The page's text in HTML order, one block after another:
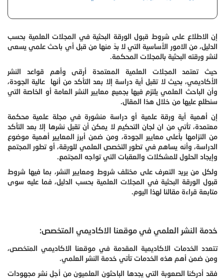
إن الاطلاع على شروط قبول الورقة البحثية في المجلات العلمية بحسب
الدليل، من الامور الأساسية التي لا بدّ منها من قبل أي باحث علمي يسعى
لنشر ورقته البحثية بالمجلات المحكمة.
حيث تعتمد المجلات العلمية المعتمدة أرقى وأهم قواعد النشر
الأكاديمي، بحيث لا تقبل أية دراسة إلا بعد التأكد من أنها عالية الجودة،
وأن الباحث العلمي يلتزم فيها بجميع معايير النشر العامة أو الخاصة التي
سنطلع عليها من خلال هذا المقال.
إن أهمية أية ورقة علمية أو دراسة منشورة في مجلة علمية محكمة
معتمدة، تأتي من ان لجان التحكيم لا يمكن أن تقبل نشرها إلا بعد التأكد
من التزامها بأعلى معايير الجودة، ومن ضمن أبرز المعايير أهمية موضوع
الدراسة، وأنه يساهم في تطور التخصص العلمي للورقة، أو تطور المجتمع
وإيجاد الحلول للمشكلات والعقبات التي تواجه المجتمع.
ولكل من يريد التعرف على مختلف شروط ومعايير النشر، بما فيها شروط
قبول الورقة البحثية في المجلات العلمية بحسب الدليل، فما عليه سوى
متابعة قراءة مقالنا لهذا اليوم.
خدمة النشر العلمي في موقعنا الاكاديمي المتخصص:
تتعدد الخدمات الاكاديمية المقدمة في موقعنا الاكاديمي المتخصص،
ومن ضمن أهم هذه الخدمات تأتي خدمة النشر العلمي.
فقد أدركنا الصعوبة التي يجدها الباحثون العلميون من أجل نشر مجهودات